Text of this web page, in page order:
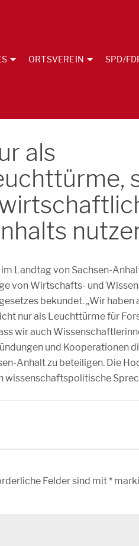
ORTSVEREIN SPD/
als
Landtag von Sachsen-
von Wirtschafts- und
bekundet. „Wir haben
nur als Leuchttürme für
wir auch
und Kooperationen
Anhalt zu beteiligen. Die
wissenschaftspolitische
Felder sind mit*